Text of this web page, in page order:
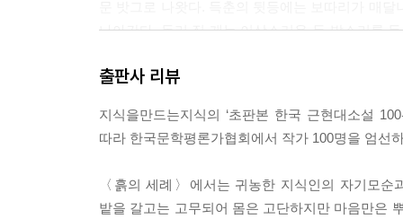
나아간다. 동리 집 개는 이상스러운 두 발소리를
--- 「쫏기어 가는 이들」 중에서
명수는 저 앙당한 뼈가 바로 이삼 분 전에 나의 가
읏슥하엿다. C의 눈은 그 촉누 우에서 빤작거리엇
--- 「어엽분 악마(惡魔)」 중에서
출판사 리뷰
지식을만드는지식의 ‘초판본 한국 근현대소설
따라 한국문학평론가협회에서 작가 100명을 엄선
〈흙의 세례〉에서는 귀농한 지식인의 자기모
밭을 갈고는 고무되어 몸은 고단하지만 마음만은